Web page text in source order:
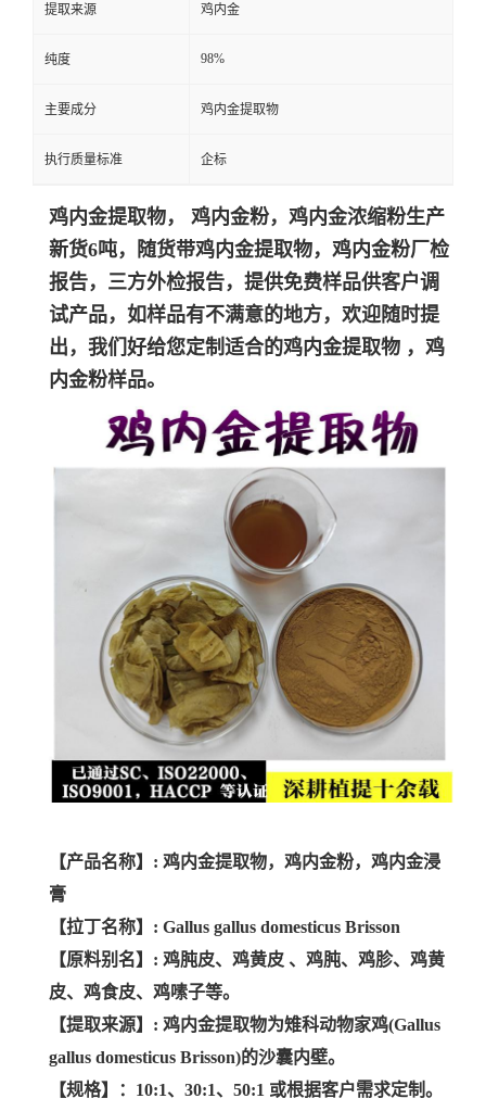
提取来源 鸡内金
纯度 98%
主要成分 鸡内金提取物
执行质量标准 企标
鸡内金提取物， 鸡内金粉，鸡内金浓缩粉生产
新货6吨，随货带鸡内金提取物， 鸡内金粉厂检
报告，三方外检报告，提供免费样品供客户调
试产品，如样品有不满意的地方，欢迎随时提
出，我们好给您定制适合的鸡内金提取物 ， 鸡
内金粉样品。
【产品名称】: 鸡内金提取物，鸡内金粉，鸡内金浸
膏
【拉丁名称】: Gallus gallus domesticus Brisson
【原料别名】: 鸡肫皮、鸡黄皮 、鸡肫、鸡胗、鸡黄
皮、鸡食皮、鸡嗉子等。
【提取来源】: 鸡内金提取物为雉科动物家鸡(Gallus
gallus domesticus Brisson)的沙囊内壁。
【规格】：10:1、30:1、50:1 或根据客户需求定制。